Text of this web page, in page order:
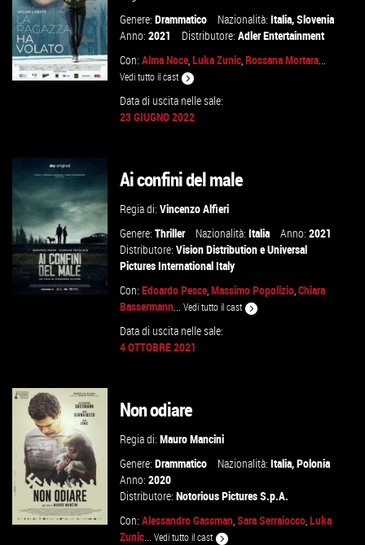
VAI ALLA SCHEDA
Genere:Drammatico Nazionalità:Italia,Slovenia
Anno:2021 Distributore:Adler Entertainment
Con:Alma Noce,Luka Zunic,Rossana Mortara...
Vedi tutto il cast
Data di uscita nelle sale:
23 GIUGNO 2022
VAI ALLA SCHEDA
Ai confini del male
Regia di:Vincenzo Alfieri
Genere:Thriller Nazionalità:Italia Anno:2021
Distributore:Vision DistributioneUniversal
Pictures International Italy
Con:Edoardo Pesce,Massimo Popolizio,Chiara
Bassermann...Vedi tutto il cast
Data di uscita nelle sale:
4 OTTOBRE 2021
Non odiare
Regia di:Mauro Mancini
Genere:Drammatico Nazionalità:Italia,Polonia
Anno:2020
Distributore:Notorious Pictures S.p.A.
Con:Alessandro Gassman,Sara Serraiocco,Luka
Zunic...Vedi tutto il cast